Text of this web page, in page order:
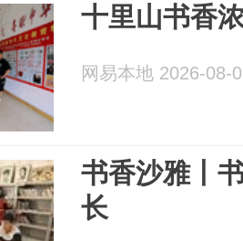
十里山书香
网易本地 2026-08-
书香沙雅丨
长